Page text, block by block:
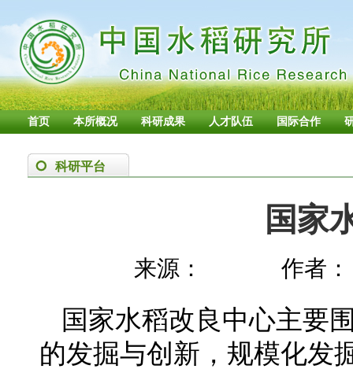
首页 本所概况 科研成果 人才队伍 国际合作
科研平台
国家
来源： 作者：
国家水稻改良中心主要
的发掘与创新，规模化发